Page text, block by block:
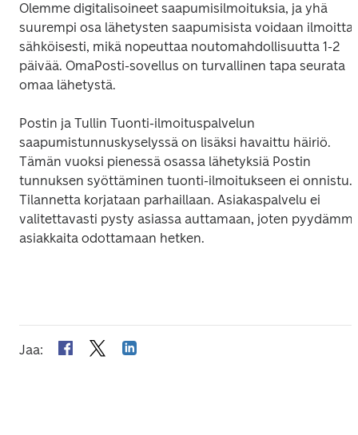
Olemme digitalisoineet saapumisilmoituksia, ja yhä
suurempi osa lähetysten saapumisista voidaan
sähköisesti, mikä nopeuttaa noutomahdollisuutta 1-2
päivää. OmaPosti-sovellus on turvallinen tapa seurata
omaa lähetystä.
Postin ja Tullin Tuonti-ilmoituspalvelun
saapumistunnuskyselyssä on lisäksi havaittu häiriö.
Tämän vuoksi pienessä osassa lähetyksiä Postin
tunnuksen syöttäminen tuonti-ilmoitukseen ei onnistu.
Tilannetta korjataan parhaillaan. Asiakaspalvelu ei
valitettavasti pysty asiassa auttamaan, joten
asiakkaita odottamaan hetken.
Jaa: